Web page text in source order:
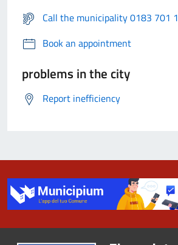
Call the municipality 0183 701 1
Book an appointment
problems in the city
Report inefficiency